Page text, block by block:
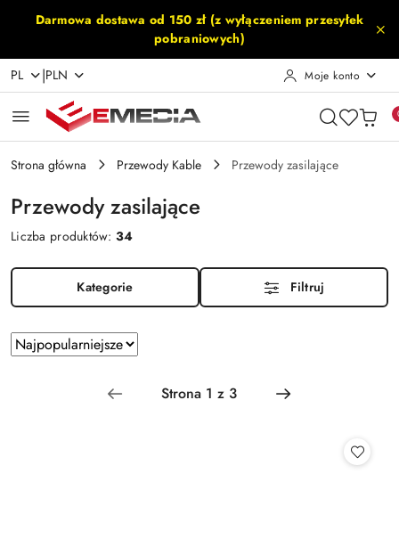
Przejdź do treści głównej
Przejdź do wyszukiwarki
Przejdź do moje konto
Przejdź do menu głównego
Przejdź do stopki
Darmowa dostawa od 150 zł (z wyłączeniem przesyłek
pobraniowych)
PL |PLN Moje konto
Strona główna Przewody Kable Przewody zasilające
Przewody zasilające
Liczba produktów:34
Kategorie Filtruj
Zastosowano
sortowanie:
Najpopularniejsze.
Sortuj
według